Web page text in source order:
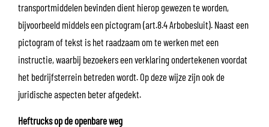
transportmiddelen bevinden dient hierop gewezen te worden,
bijvoorbeeld middels een pictogram (art.8.4 Arbobesluit). Naast een
pictogram of tekst is het raadzaam om te werken met een
instructie, waarbij bezoekers een verklaring ondertekenen voordat
het bedrijfsterrein betreden wordt. Op deze wijze zijn ook de
juridische aspecten beter afgedekt.
Heftrucks op de openbare weg